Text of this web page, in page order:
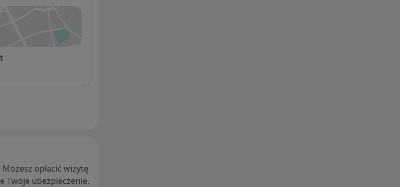
karcie
opłacić wizytę
Twoje ubezpieczenie.